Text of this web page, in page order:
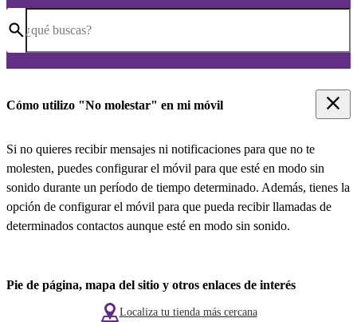
¿qué buscas?
Cómo utilizo "No molestar" en mi móvil
Si no quieres recibir mensajes ni notificaciones para que no te
molesten, puedes configurar el móvil para que esté en modo sin
sonido durante un período de tiempo determinado. Además, tienes la
opción de configurar el móvil para que pueda recibir llamadas de
determinados contactos aunque esté en modo sin sonido.
Pie de página, mapa del sitio y otros enlaces de interés
Localiza tu tienda más cercana